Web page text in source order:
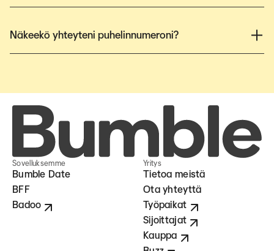
Näkeekö yhteyteni puhelinnumeroni?
Sovelluksemme
Bumble Date
BFF
Badoo
Yritys
Tietoa meistä
Ota yhteyttä
Työpaikat
Sijoittajat
Kauppa